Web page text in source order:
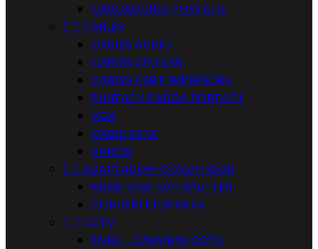
CARGADORES PORTATIL
  CABLES
CABLES AUDIO
CABLES CELULAR
CABLES USB E IMPRESORA
PUNTAS Y CARGA PORTATIL
VGA
CABLE SATA
VARIOS
  ADAPTADOR-COVERTIDOR
HDMI-VGA-DVI-SPLITTER
CONVERTIDOR SATA
  CCTV
DVRS - CAMARAS CCTV